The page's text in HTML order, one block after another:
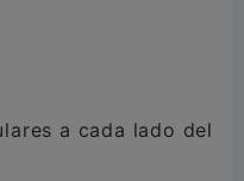
a cada lado del